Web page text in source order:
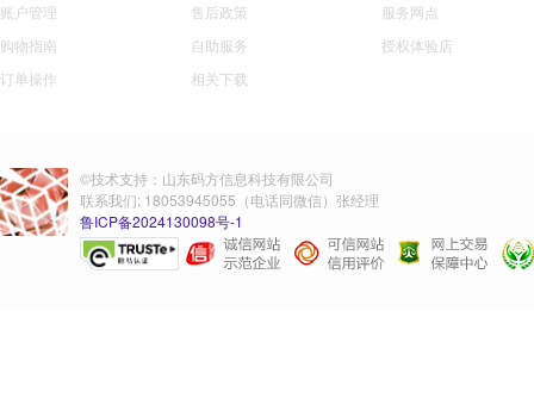
账户管理
购物指南
订单操作
售后政策
自助服务
相关下载
服务网点
授权体验店
©技术支持：山东码方信息科技有限公司
联系我们: 18053945055（电话同微信）张经理
鲁ICP备2024130098号-1